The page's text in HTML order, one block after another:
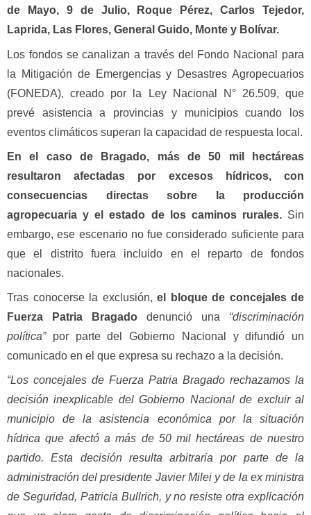
de Mayo, 9 de Julio, Roque Pérez, Carlos Tejedor,
Laprida, Las Flores, General Guido, Monte y Bolívar.
Los fondos se canalizan a través del Fondo Nacional para
la Mitigación de Emergencias y Desastres Agropecuarios
(FONEDA), creado por la Ley Nacional N° 26.509, que
prevé asistencia a provincias y municipios cuando los
eventos climáticos superan la capacidad de respuesta local.
En el caso de Bragado, más de 50 mil hectáreas
resultaron afectadas por excesos hídricos, con
consecuencias directas sobre la producción
agropecuaria y el estado de los caminos rurales.Sin
embargo, ese escenario no fue considerado suficiente para
que el distrito fuera incluido en el reparto de fondos
nacionales.
Tras conocerse la exclusión, el bloque de concejales de
Fuerza Patria Bragado denunció una “discriminación
política” por parte del Gobierno Nacional y difundió un
comunicado en el que expresa su rechazo a la decisión.
“Los concejales de Fuerza Patria Bragado rechazamos la
decisión inexplicable del Gobierno Nacional de excluir al
municipio de la asistencia económica por la situación
hídrica que afectó a más de 50 mil hectáreas de nuestro
partido. Esta decisión resulta arbitraria por parte de la
administración del presidente Javier Milei y de la ex ministra
de Seguridad, Patricia Bullrich, y no resiste otra explicación